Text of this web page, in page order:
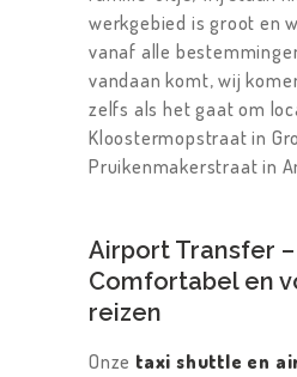
werkgebied is groot en
vanaf alle
vandaan komt, wij
zelfs als het gaat om
Kloostermopstraat in
Pruikenmakerstraat in
Airport Transfer –
Comfortabel en
reizen
Onze taxi shuttle en